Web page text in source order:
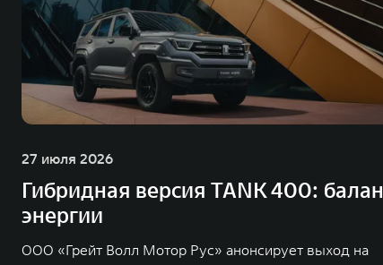
27 июля 2026
Гибридная версия TANK 400:
энергии
ООО «Грейт Волл Мотор Рус» анонсирует выход на